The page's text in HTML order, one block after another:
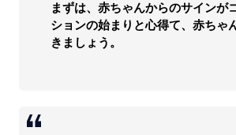
まずは、赤ちゃんからのサインが
ションの始まりと心得て、赤ちゃ
きましょう。